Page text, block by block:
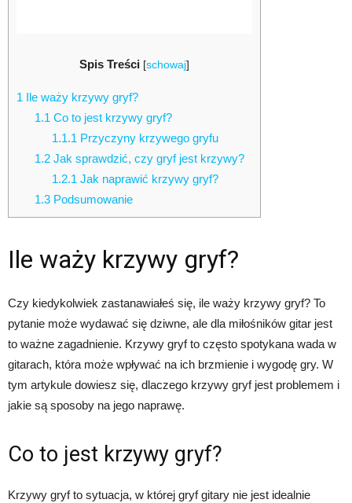
Spis Treści [schowaj]
1 Ile waży krzywy gryf?
1.1 Co to jest krzywy gryf?
1.1.1 Przyczyny krzywego gryfu
1.2Jak sprawdzić, czy gryf jest krzywy?
1.2.1 Jak naprawić krzywy gryf?
1.3Podsumowanie
Ile waży krzywy gryf?
Czy kiedykolwiek zastanawiałeś się, ile waży krzywy gryf? To
pytanie może wydawać się dziwne, ale dla miłośników gitar jest
to ważne zagadnienie. Krzywy gryf to często spotykana wada w
gitarach, która może wpływać na ich brzmienie i wygodę gry. W
tym artykule dowiesz się, dlaczego krzywy gryf jest problemem i
jakie są sposoby na jego naprawę.
Co to jest krzywy gryf?
Krzywy gryf to sytuacja, w której gryf gitary nie jest idealnie